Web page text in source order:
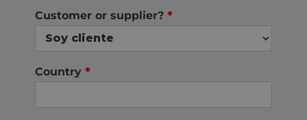
Customer or supplier? *
Country *